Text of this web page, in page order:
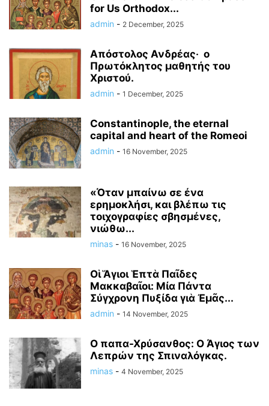
for Us Orthodox...
admin - 2 December, 2025
Απόστολος Ανδρέας‧ ο
Πρωτόκλητος μαθητής του
Χριστού.
admin - 1 December, 2025
Constantinople, the eternal
capital and heart of the Romeoi
admin - 16 November, 2025
«Όταν μπαίνω σε ένα
ερημοκλήσι, και βλέπω τις
τοιχογραφίες σβησμένες,
νιώθω...
minas - 16 November, 2025
Οἱ Ἅγιοι Ἑπτὰ Παῖδες
Μακκαβαῖοι: Μία Πάντα
Σύγχρονη Πυξίδα γιὰ Ἐμᾶς...
admin - 14 November, 2025
Ο παπα-Χρύσανθος: Ο Άγιος των
Λεπρών της Σπιναλόγκας.
minas - 4 November, 2025